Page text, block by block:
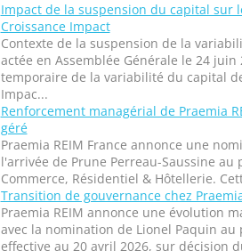
Impact de la suspension du capital sur
Croissance Impact
Contexte de la suspension de la
actée en Assemblée Générale le 24 juin
temporaire de la variabilité du capital
Impac...
Renforcement managérial de Praemia
géré
Praemia REIM France annonce une
l'arrivée de Prune Perreau-Saussine
Commerce, Résidentiel & Hôtellerie.
Transition de gouvernance chez
Praemia REIM annonce une évolution
avec la nomination de Lionel Paquin au
effective au 20 avril 2026, sur décision